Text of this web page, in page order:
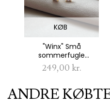
KØB
"Winx" Små
sommerfugle
ørestikker i forgyldt
249,00 kr.
ANDRE